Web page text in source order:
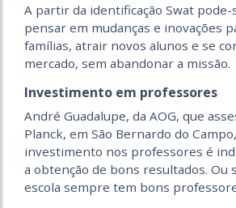
A partir da identificação Swat pode-
pensar em mudanças e inovações
famílias, atrair novos alunos e se
mercado, sem abandonar a missão.
Investimento em professores
André Guadalupe, da AOG, que
Planck, em São Bernardo do
investimento nos professores é
a obtenção de bons resultados. Ou
escola sempre tem bons